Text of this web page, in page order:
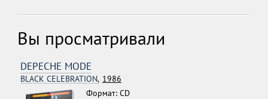
Вы просматривали
DEPECHE MODE
BLACK CELEBRATION, 1986
Формат: CD